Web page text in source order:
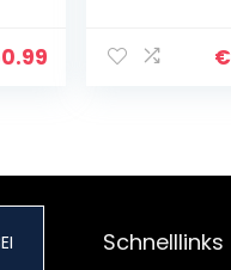
Game
€
Schnelllinks